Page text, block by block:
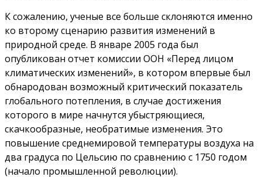
К сожалению, ученые все больше склоняются именно
ко второму сценарию развития изменений в
природной среде. В январе 2005 года был
опубликован отчет комиссии ООН «Перед лицом
климатических изменений», в котором впервые был
обнародован возможный критический показатель
глобального потепления, в случае достижения
которого в мире начнутся убыстряющиеся,
скачкообразные, необратимые изменения. Это
повышение среднемировой температуры воздуха на
два градуса по Цельсию по сравнению с 1750 годом
(начало промышленной революции).